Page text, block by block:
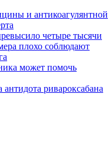
и антикоагулянтной
четыре тысячи
плохо соблюдают
может помочь
ривароксабана